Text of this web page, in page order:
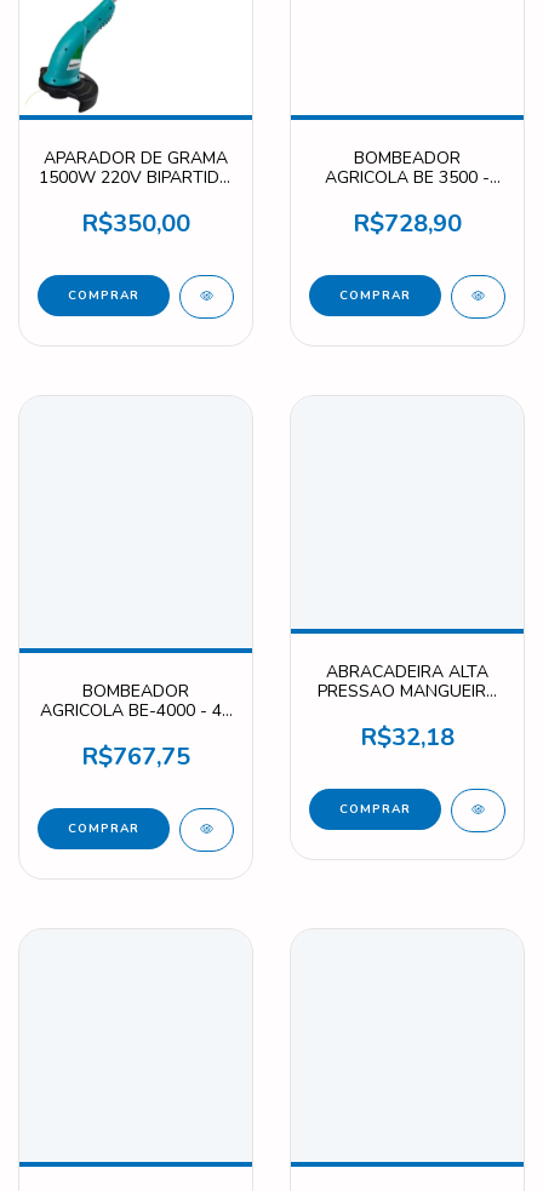
APARADOR DE GRAMA
1500W 220V BIPARTIDO
R$350,00
BOMBEADOR
AGRICOLA BE 3500 -
R$728,90
BOMBEADOR
AGRICOLA BE-4000 - 40
R$767,75
ABRACADEIRA ALTA
PRESSAO MANGUEIRA
R$32,18